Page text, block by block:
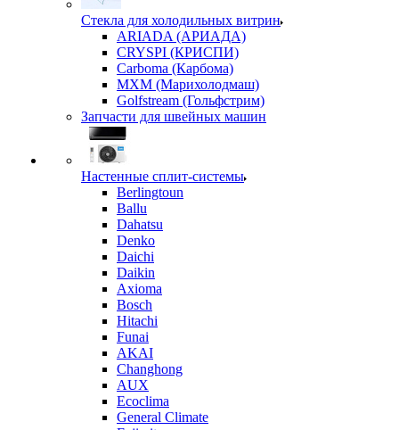
Стекла для холодильных витрин
ARIADA (АРИАДА)
CRYSPI (КРИСПИ)
Carboma (Карбома)
MXM (Марихолодмаш)
Golfstream (Гольфстрим)
Запчасти для швейных машин
Настенные сплит-системы
Berlingtoun
Ballu
Dahatsu
Denko
Daichi
Daikin
Axioma
Bosch
Hitachi
Funai
AKAI
Changhong
AUX
Ecoclima
General Climate